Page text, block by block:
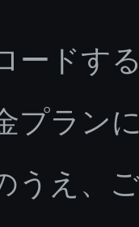
ードす
プラン
うえ、